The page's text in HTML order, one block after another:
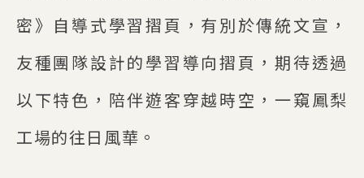
密》自導式學習摺頁，有別於傳統文宣，
友種團隊設計的學習導向摺頁，期待透過
以下特色，陪伴遊客穿越時空，一窺鳳梨
工場的往日風華。